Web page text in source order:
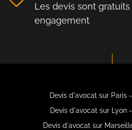
Les devis sont gratuits
engagement
Devis d'avocat sur Paris
Devis d'avocat sur Lyon
Devis d'avocat sur